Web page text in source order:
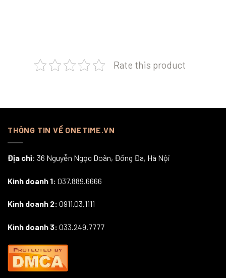
Rate this product
THÔNG TIN VỀ ONETIME.VN
Địa chỉ: 36 Nguyễn Ngọc Doãn, Đống Đa, Hà Nội
Kinh doanh 1: 037.889.6666
Kinh doanh 2: 0911.03.1111
Kinh doanh 3: 033.249.7777